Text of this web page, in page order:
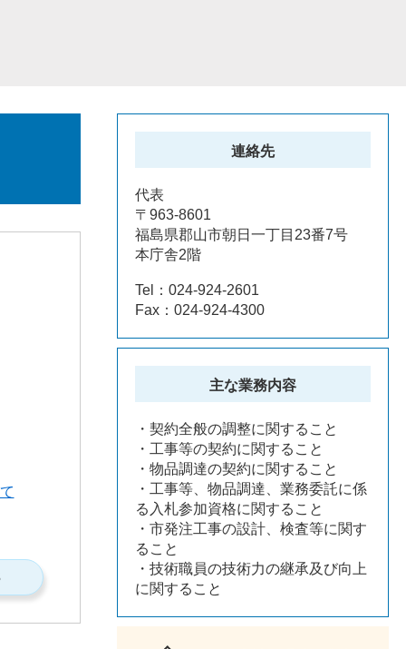
連絡先
代表
〒963-8601
福島県郡山市朝日一丁目23番7号
本庁舎2階
Tel：024-924-2601
Fax：024-924-4300
主な業務内容
・契約全般の調整に関すること
・工事等の契約に関すること
・物品調達の契約に関すること
・工事等、物品調達、業務委託に係
る入札参加資格に関すること
・市発注工事の設計、検査等に関す
ること
・技術職員の技術力の継承及び向上
に関すること